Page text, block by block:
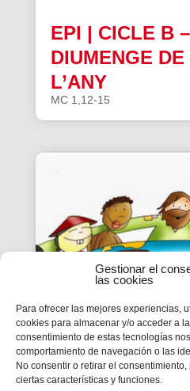
Gestionar el
las cookies
Para ofrecer las mejores experiencias,
cookies para almacenar y/o acceder a
consentimiento de estas tecnologías
comportamiento de navegación o las
No consentir o retirar el
ciertas características y funciones.
EPI | CICLE B
DIUMENGE
L’ANY
MC 1,12-15
EPI | CICLE B-
DIUMENGE DE